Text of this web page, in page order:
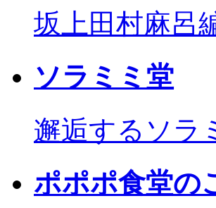
坂上田村麻呂
ソラミミ堂
邂逅するソラ
ポポポ食堂の